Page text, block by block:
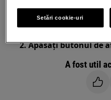
1. Deconectați 10
aparatul din nou.
2. Apăsați butonul de
A fost util
Setări cookie-uri